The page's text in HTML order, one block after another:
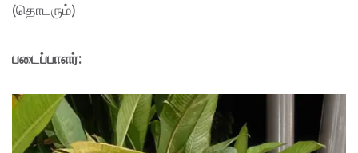
(தொடரும்)
படைப்பாளர்: